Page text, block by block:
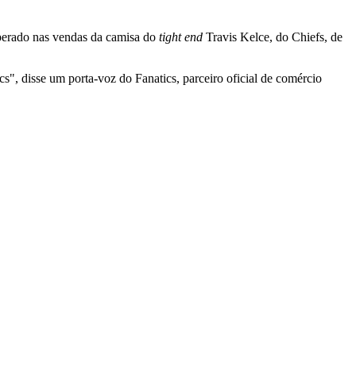
nas vendas da camisa do tight end Travis Kelce, do Chiefs, de
disse um porta-voz do Fanatics, parceiro oficial de comércio